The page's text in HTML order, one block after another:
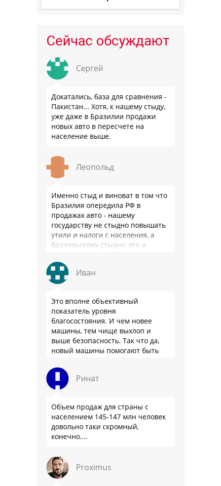
Сейчас обсуждают
Сергей
Докатались, база для сравнения -
Пакистан... Хотя, к нашему стыду,
уже даже в Бразилии продажи
новых авто в пересчете на
население выше.
Леопольд
Именно стыд и виноват в том что
Бразилия опередила РФ в
продажах авто - нашему
государству не стыдно повышать
утили и налоги с населения, а
бразильскому стыдно, его и
Иван
Это вполне объективный
показатель уровня
благосостояния. И чем новее
машины, тем чище выхлоп и
выше безопасность. Так что да,
новый машины помогают быть
Ринат
Объем продаж для страны с
населением 145-147 млн человек
довольно таки скромный,
конечно....
Proximus